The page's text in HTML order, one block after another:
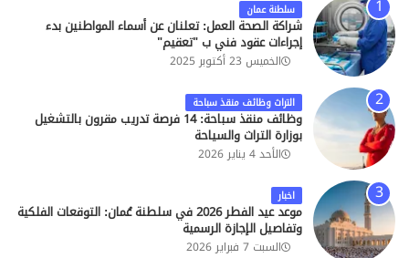
سلطنة عمان
شراكة الصحة العمل: تعلنان عن أسماء المواطنين بدء
إجراءات عقود فني ب "تعقيم"
الخميس 23 أكتوبر 2025
التراث وظائف منقذ سباحة
وظائف منقذ سباحة: 14 فرصة تدريب مقرون بالتشغيل
بوزارة التراث والسياحة
الأحد 4 يناير 2026
اخبار
موعد عيد الفطر 2026 في سلطنة عُمان: التوقعات الفلكية
وتفاصيل الإجازة الرسمية
السبت 7 فبراير 2026